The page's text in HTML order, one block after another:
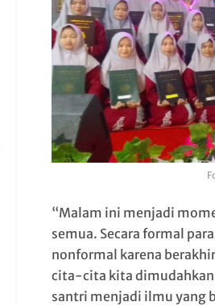
“Malam ini menjadi
semua. Secara formal
nonformal karena
cita-cita kita dimudahkan
santri menjadi ilmu yang